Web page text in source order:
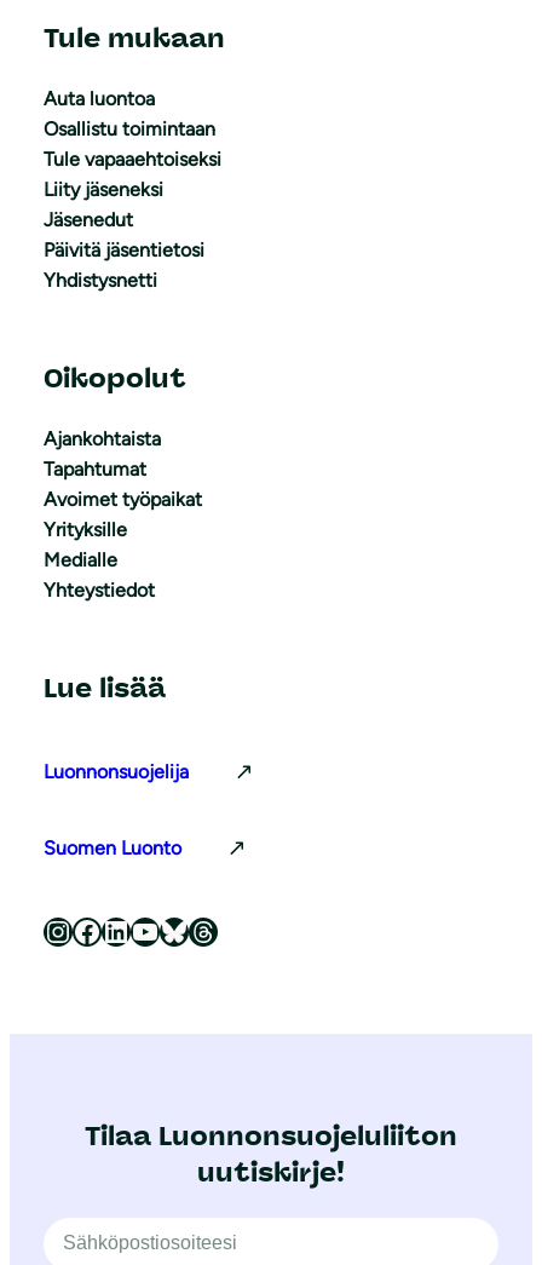
Tule mukaan
Auta luontoa
Osallistu toimintaan
Tule vapaaehtoiseksi
Liity jäseneksi
Jäsenedut
Päivitä jäsentietosi
Yhdistysnetti
Oikopolut
Ajankohtaista
Tapahtumat
Avoimet työpaikat
Yrityksille
Medialle
Yhteystiedot
Lue lisää
Luonnonsuojelija
Suomen Luonto
Luonnonsuojeluliitto Instagramissa Luonnonsuojeluliitto Facebookissa Luonnonsuojeluliitto LinkedInissä Luonnonsuojeluliiton YouTube-kanava Luonnonsuojeluliitto Blueskyssa Luonnonsuojeluliitto Threadsissa
Tilaa Luonnonsuojeluliiton
uutiskirje!